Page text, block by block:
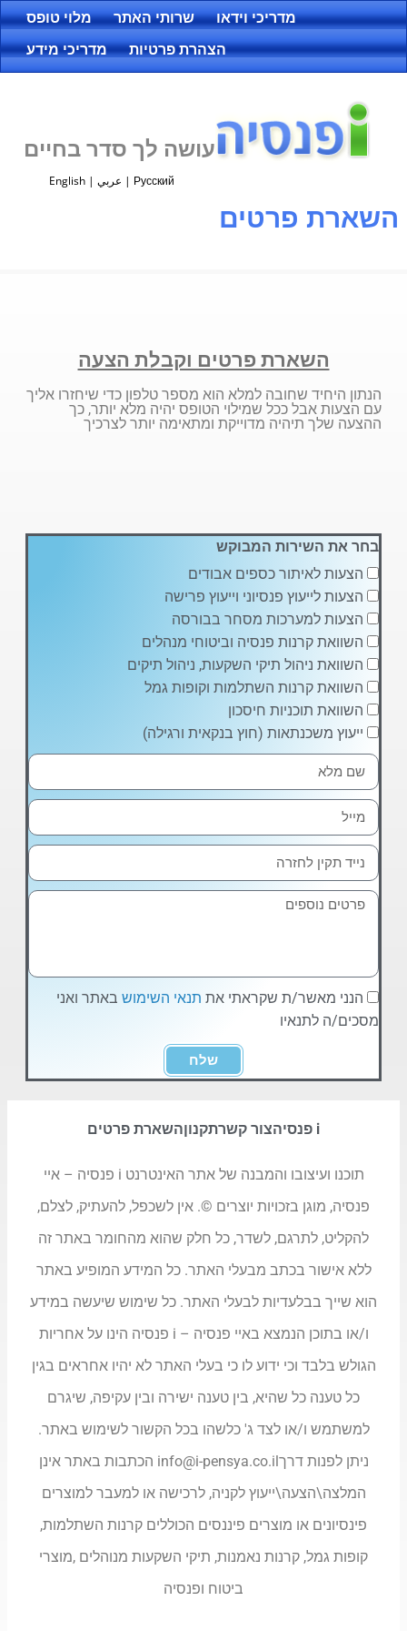
מלוי טופס שרותי האתר
מדריכי וידאו
מדריכי מידע
הצהרת פרטיות
עושה לך סדר בחיים
Русский
| عربي |
English
השארת פרטים
השארת פרטים וקבלת הצעה
הנתון היחיד שחובה למלא הוא מספר טלפון כדי שיחזרו אליך
עם הצעות אבל ככל שמילוי הטופס יהיה מלא יותר, כך
ההצעה שלך תיהיה מדוייקת ומתאימה יותר לצרכיך
בחר את השירות המבוקש
הצעות לאיתור כספים אבודים
הצעות לייעוץ פנסיוני וייעוץ פרישה
הצעות למערכות מסחר בבורסה
השוואת קרנות פנסיה וביטוחי מנהלים
השוואת ניהול תיקי השקעות, ניהול תיקים
השוואת קרנות השתלמות וקופות גמל
השוואת תוכניות חיסכון
ייעוץ משכנתאות (חוץ בנקאית ורגילה)
הנני מאשר/ת שקראתי את תנאי השימוש באתר ואני
מסכים/ה לתנאיו
שלח
i פנסיה צור קשרתקנוןהשארת פרטים
תוכנו ועיצובו והמבנה של אתר האינטרנט i פנסיה – איי
פנסיה, מוגן בזכויות יוצרים ©. אין לשכפל, להעתיק, לצלם,
להקליט, לתרגם, לשדר, כל חלק שהוא מהחומר באתר זה
ללא אישור בכתב מבעלי האתר. כל המידע המופיע באתר
הוא שייך בבלעדיות לבעלי האתר. כל שימוש שיעשה במידע
ו/או בתוכן הנמצא באיי פנסיה – i פנסיה הינו על אחריות
הגולש בלבד וכי ידוע לו כי בעלי האתר לא יהיו אחראים בגין
כל טענה כל שהיא, בין טענה ישירה ובין עקיפה, שיגרם
למשתמש ו/או לצד ג' כלשהו בכל הקשור לשימוש באתר.
ניתן לפנות דרך info@i-pensya.co.il הכתבות באתר אינן
המלצה\הצעה\ייעוץ לקניה, לרכישה או למעבר למוצרים
פינסיונים או מוצרים פיננסים הכוללים קרנות השתלמות,
קופות גמל, קרנות נאמנות, תיקי השקעות מנוהלים ,מוצרי
ביטוח ופנסיה